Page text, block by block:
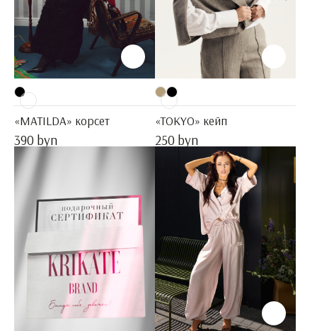
«MATILDA» корсет
390 byn
«TOKYO» кейп
250 byn